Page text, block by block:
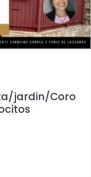
jardin/Coro